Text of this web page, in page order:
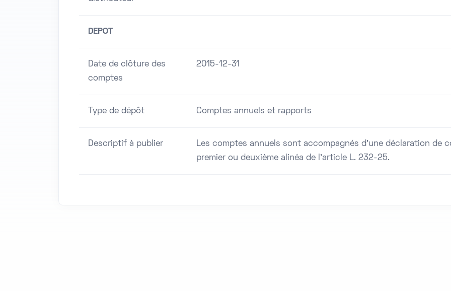
DEPOT
Date de clôture des
comptes
2015-12-31
Type de dépôt Comptes annuels et rapports
Descriptif à publier
Les comptes annuels sont accompagnés d'une déclaration de
premier ou deuxième alinéa de l'article L. 232-25.